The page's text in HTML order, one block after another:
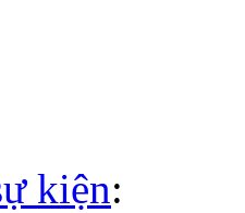
kiện: